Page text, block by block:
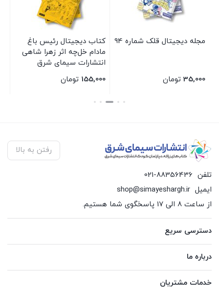
مجله دیجیتال قلک شماره 94
35,000 تومان
کتاب دیجیتال رئیس باغ
مادام خل‌چه اثر زهرا شاهی
انتشارات سیمای شرق
155,000 تومان
بستن
رفتن به بالا
تلفن 021-88356436
ایمیل shop@simayeshargh.ir
از ساعت 8 الی 17 پاسخگوی شما هستیم.
دسترسی سریع
درباره ما
خدمات مشتریان